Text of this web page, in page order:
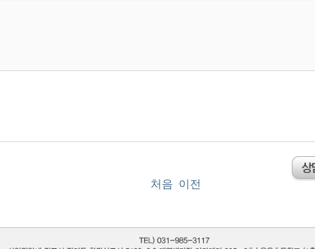
처음 이전